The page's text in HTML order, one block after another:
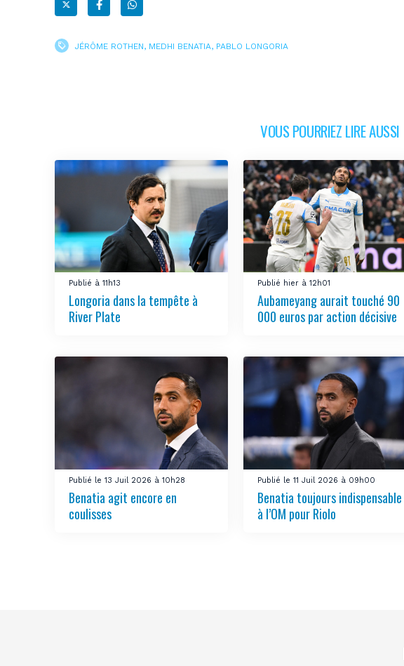
JÉRÔME ROTHEN, MEDHI BENATIA, PABLO LONGORIA
VOUS POURRIEZ LIRE AUSSI
Publié à 11h13
Longoria dans la tempête à
River Plate
Publié hier à 12h01
Aubameyang aurait touché 90
000 euros par action décisive
Publié le 13 Juil 2026 à 10h28
Benatia agit encore en
coulisses
Publié le 11 Juil 2026 à 09h00
Benatia toujours indispensable
à l’OM pour Riolo